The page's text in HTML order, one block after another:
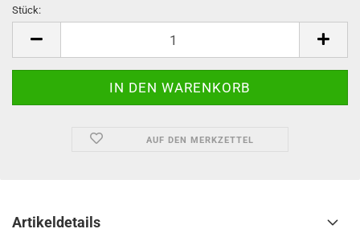
Stück:
AUF DEN MERKZETTEL
Artikeldetails